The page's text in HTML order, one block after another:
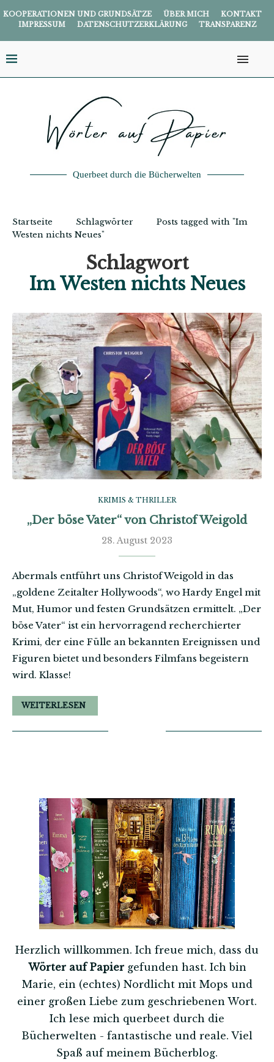
KOOPERATIONEN UND GRUNDSÄTZE ÜBER MICH
KONTAKT
IMPRESSUM
DATENSCHUTZERKLÄRUNG TRANSPARENZ
Querbeet durch die Bücherwelten
Startseite Schlagwörter
Posts tagged with "Im
Westen nichts Neues"
Schlagwort
Im Westen nichts Neues
KRIMIS & THRILLER
„Der böse Vater“ von Christof Weigold
28. August 2023
Abermals entführt uns Christof Weigold in das
„goldene Zeitalter Hollywoods“, wo Hardy Engel mit
Mut, Humor und festen Grundsätzen ermittelt. „Der
böse Vater“ ist ein hervorragend recherchierter
Krimi, der eine Fülle an bekannten Ereignissen und
Figuren bietet und besonders Filmfans begeistern
wird. Klasse!
WEITERLESEN
Herzlich willkommen. Ich freue mich, dass du
Wörter auf Papiergefunden hast. Ich bin
Marie, ein (echtes) Nordlicht mit Mops und
einer großen Liebe zum geschriebenen Wort.
Ich lese mich querbeet durch die
Bücherwelten - fantastische und reale. Viel
Spaß auf meinem Bücherblog.